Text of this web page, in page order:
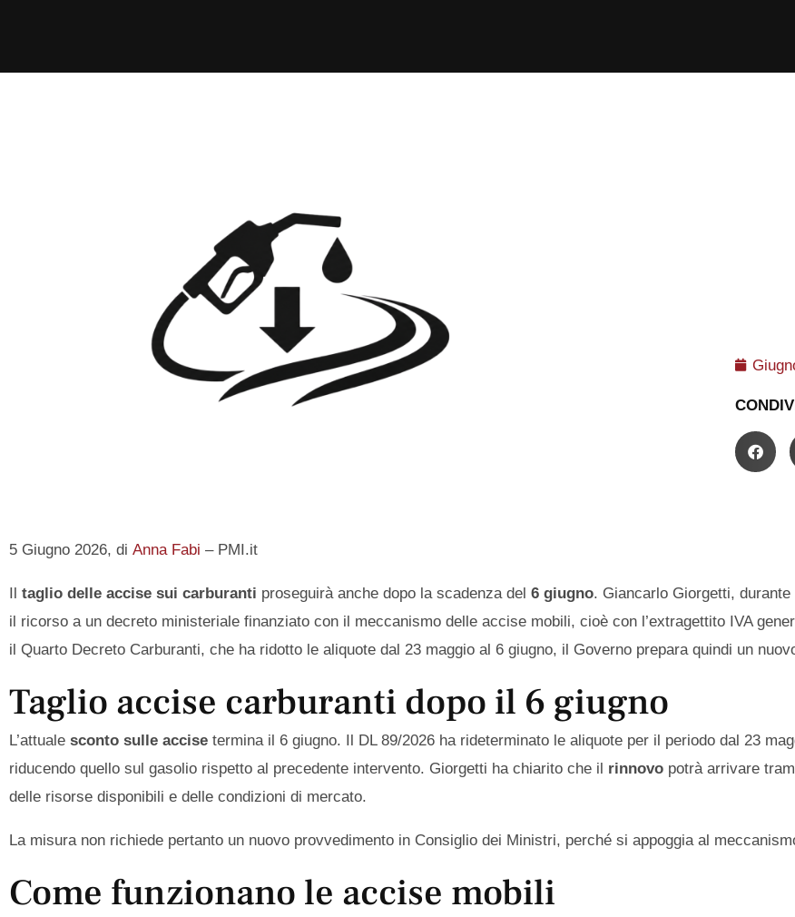
5 Giugno 2026, di Anna Fabi – PMI.it
Il taglio delle accise sui carburanti proseguirà anche dopo la scadenza del 6 giugno. Giancarlo Giorgetti, durante
il ricorso a un decreto ministeriale finanziato con il meccanismo delle accise mobili, cioè con l’extragettito IVA
il Quarto Decreto Carburanti, che ha ridotto le aliquote dal 23 maggio al 6 giugno, il Governo prepara quindi un
Taglio accise carburanti dopo il 6 giugno
L’attuale sconto sulle accise termina il 6 giugno. Il DL 89/2026 ha rideterminato le aliquote per il periodo dal 23
riducendo quello sul gasolio rispetto al precedente intervento. Giorgetti ha chiarito che il rinnovo potrà arrivare
delle risorse disponibili e delle condizioni di mercato.
La misura non richiede pertanto un nuovo provvedimento in Consiglio dei Ministri, perché si appoggia al
Come funzionano le accise mobili